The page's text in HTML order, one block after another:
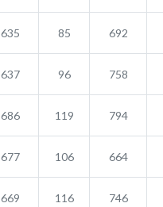
635 85 692
637 96 758
686 119 794
677 106 664
669 116 746